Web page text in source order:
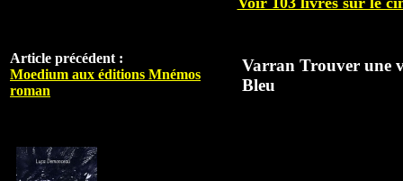
Article précédent :
Moedium aux éditions Mnémos
roman
Varran Trouver une
Bleu